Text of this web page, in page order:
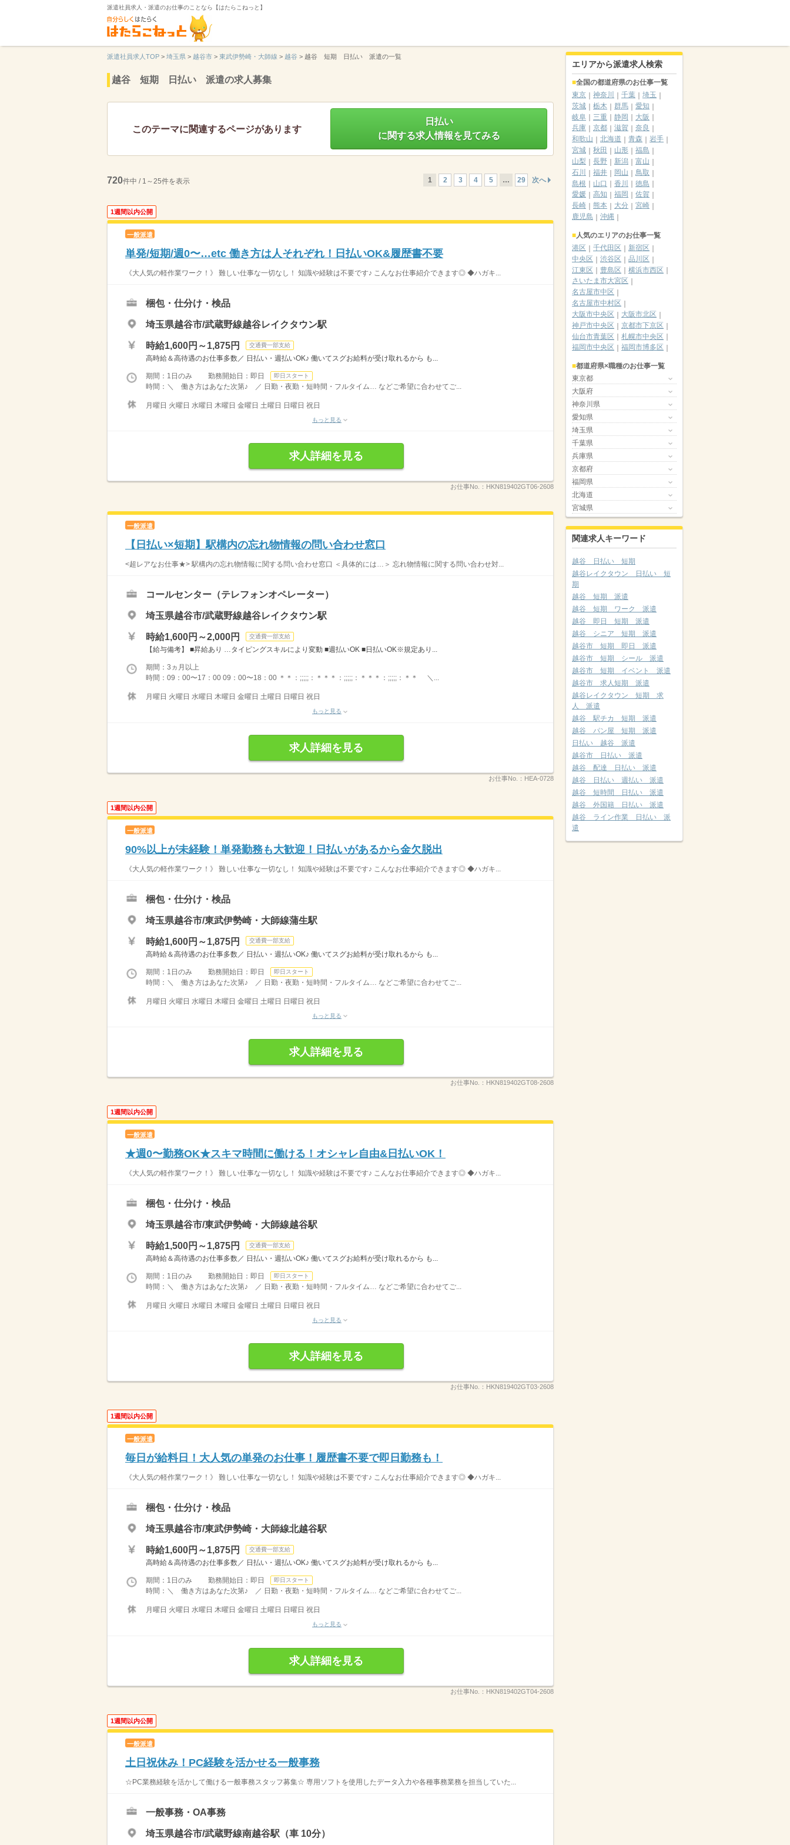
派遣社員求人・派遣のお仕事のことなら【はたらこねっと】
派遣社員求人TOP > 埼玉県 > 越谷市 > 東武伊勢崎・大師線 > 越谷 > 越谷 短期 日払い 派遣の一覧
越谷 短期 日払い 派遣の求人募集
このテーマに関連するページがあります
日払い
に関する求人情報を見てみる
720件中 / 1～25件を表示 1 2 3 4 5 … 29 次へ
1週間以内公開
一般派遣
単発/短期/週0〜…etc 働き方は人それぞれ！日払いOK&履歴書不要
《大人気の軽作業ワーク！》 難しい仕事な一切なし！ 知識や経験は不要です♪ こんなお仕事紹介できます◎ ◆ハガキ...
梱包・仕分け・検品
埼玉県越谷市/武蔵野線越谷レイクタウン駅
時給1,600円～1,875円 交通費一部支給
高時給＆高待遇のお仕事多数／ 日払い・週払いOK♪ 働いてスグお給料が受け取れるから も...
期間：1日のみ 勤務開始日：即日 即日スタート
時間：＼ 働き方はあなた次第♪ ／ 日勤・夜勤・短時間・フルタイム… などご希望に合わせてご...
月曜日 火曜日 水曜日 木曜日 金曜日 土曜日 日曜日 祝日
もっと見る
求人詳細を見る
お仕事No.： HKN819402GT06-2608
一般派遣
【日払い×短期】駅構内の忘れ物情報の問い合わせ窓口
<超レアなお仕事★> 駅構内の忘れ物情報に関する問い合わせ窓口 ＜具体的には…＞ 忘れ物情報に関する問い合わせ対...
コールセンター（テレフォンオペレーター）
埼玉県越谷市/武蔵野線越谷レイクタウン駅
時給1,600円～2,000円 交通費一部支給
【給与備考】 ■昇給あり …タイピングスキルにより変動 ■週払いOK ■日払いOK※規定あり...
期間：3ヵ月以上
時間：09：00〜17：00 09：00〜18：00 ＊＊：;;;;;：＊＊＊：;;;;;：＊＊＊：;;;;;：＊＊ ＼...
月曜日 火曜日 水曜日 木曜日 金曜日 土曜日 日曜日 祝日
もっと見る
求人詳細を見る
お仕事No.： HEA-0728
1週間以内公開
一般派遣
90%以上が未経験！単発勤務も大歓迎！日払いがあるから金欠脱出
《大人気の軽作業ワーク！》 難しい仕事な一切なし！ 知識や経験は不要です♪ こんなお仕事紹介できます◎ ◆ハガキ...
梱包・仕分け・検品
埼玉県越谷市/東武伊勢崎・大師線蒲生駅
時給1,600円～1,875円 交通費一部支給
高時給＆高待遇のお仕事多数／ 日払い・週払いOK♪ 働いてスグお給料が受け取れるから も...
期間：1日のみ 勤務開始日：即日 即日スタート
時間：＼ 働き方はあなた次第♪ ／ 日勤・夜勤・短時間・フルタイム… などご希望に合わせてご...
月曜日 火曜日 水曜日 木曜日 金曜日 土曜日 日曜日 祝日
もっと見る
求人詳細を見る
お仕事No.： HKN819402GT08-2608
1週間以内公開
一般派遣
★週0〜勤務OK★スキマ時間に働ける！オシャレ自由&日払いOK！
《大人気の軽作業ワーク！》 難しい仕事な一切なし！ 知識や経験は不要です♪ こんなお仕事紹介できます◎ ◆ハガキ...
梱包・仕分け・検品
埼玉県越谷市/東武伊勢崎・大師線越谷駅
時給1,500円～1,875円 交通費一部支給
高時給＆高待遇のお仕事多数／ 日払い・週払いOK♪ 働いてスグお給料が受け取れるから も...
期間：1日のみ 勤務開始日：即日 即日スタート
時間：＼ 働き方はあなた次第♪ ／ 日勤・夜勤・短時間・フルタイム… などご希望に合わせてご...
月曜日 火曜日 水曜日 木曜日 金曜日 土曜日 日曜日 祝日
もっと見る
求人詳細を見る
お仕事No.： HKN819402GT03-2608
1週間以内公開
一般派遣
毎日が給料日！大人気の単発のお仕事！履歴書不要で即日勤務も！
《大人気の軽作業ワーク！》 難しい仕事な一切なし！ 知識や経験は不要です♪ こんなお仕事紹介できます◎ ◆ハガキ...
梱包・仕分け・検品
埼玉県越谷市/東武伊勢崎・大師線北越谷駅
時給1,600円～1,875円 交通費一部支給
高時給＆高待遇のお仕事多数／ 日払い・週払いOK♪ 働いてスグお給料が受け取れるから も...
期間：1日のみ 勤務開始日：即日 即日スタート
時間：＼ 働き方はあなた次第♪ ／ 日勤・夜勤・短時間・フルタイム… などご希望に合わせてご...
月曜日 火曜日 水曜日 木曜日 金曜日 土曜日 日曜日 祝日
もっと見る
求人詳細を見る
お仕事No.： HKN819402GT04-2608
1週間以内公開
一般派遣
土日祝休み！PC経験を活かせる一般事務
☆PC業務経験を活かして働ける一般事務スタッフ募集☆ 専用ソフトを使用したデータ入力や各種事務業務を担当していた...
一般事務・OA事務
埼玉県越谷市/武蔵野線南越谷駅（車 10分）
エリアから派遣求人検索
全国の都道府県のお仕事一覧
東京
神奈川 千葉
埼玉
茨城
栃木 群馬
愛知
岐阜
三重 静岡
大阪
兵庫
京都 滋賀
奈良
和歌山
北海道 青森
岩手
宮城
秋田 山形
福島
山梨
長野 新潟
富山
石川
福井 岡山
鳥取
島根
山口 香川
徳島
愛媛
高知 福岡
佐賀
長崎
熊本 大分
宮崎
鹿児島
沖縄
人気のエリアのお仕事一覧
港区
千代田区
新宿区
中央区
渋谷区
品川区
江東区
豊島区
横浜市西区
さいたま市大宮区
名古屋市中区
名古屋市中村区
大阪市中央区
大阪市北区
神戸市中央区
京都市下京区
仙台市青葉区
札幌市中央区
福岡市中央区
福岡市博多区
都道府県×職種のお仕事一覧
東京都
大阪府
神奈川県
愛知県
埼玉県
千葉県
兵庫県
京都府
福岡県
北海道
宮城県
関連求人キーワード
越谷 日払い 短期
越谷レイクタウン 日払い 短
期
越谷 短期 派遣
越谷 短期 ワーク 派遣
越谷 即日 短期 派遣
越谷 シニア 短期 派遣
越谷市 短期 即日 派遣
越谷市 短期 シール 派遣
越谷市 短期 イベント 派遣
越谷市 求人短期 派遣
越谷レイクタウン 短期 求
人 派遣
越谷 駅チカ 短期 派遣
越谷 パン屋 短期 派遣
日払い 越谷 派遣
越谷市 日払い 派遣
越谷 配達 日払い 派遣
越谷 日払い 週払い 派遣
越谷 短時間 日払い 派遣
越谷 外国籍 日払い 派遣
越谷 ライン作業 日払い 派
遣